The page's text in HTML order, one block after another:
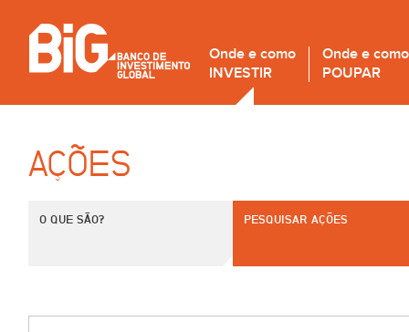
Onde e como
INVESTIR
Onde e como
POUPAR
AÇÕES
O QUE SÃO? PESQUISAR AÇÕES